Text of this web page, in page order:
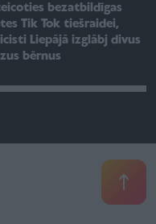
bezatbildīgas
Tik Tok tiešraidei,
Liepājā izglābj divus
bērnus